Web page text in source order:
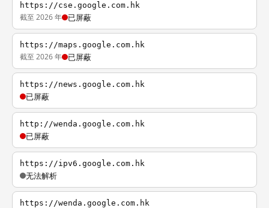
https://cse.google.com.hk
截至 2026 年 已屏蔽
https://maps.google.com.hk
截至 2026 年 已屏蔽
https://news.google.com.hk
已屏蔽
http://wenda.google.com.hk
已屏蔽
https://ipv6.google.com.hk
无法解析
https://wenda.google.com.hk